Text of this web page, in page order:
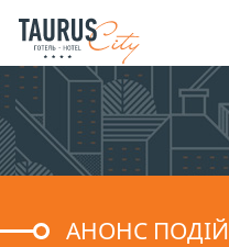
АНОНС ПОДІЙ